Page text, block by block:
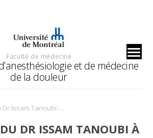
Faculté de médecine
et de médecine
de la douleur
Interview du Dr Issam Tanoubi à Radio-Canada
DR ISSAM TANOUBI À